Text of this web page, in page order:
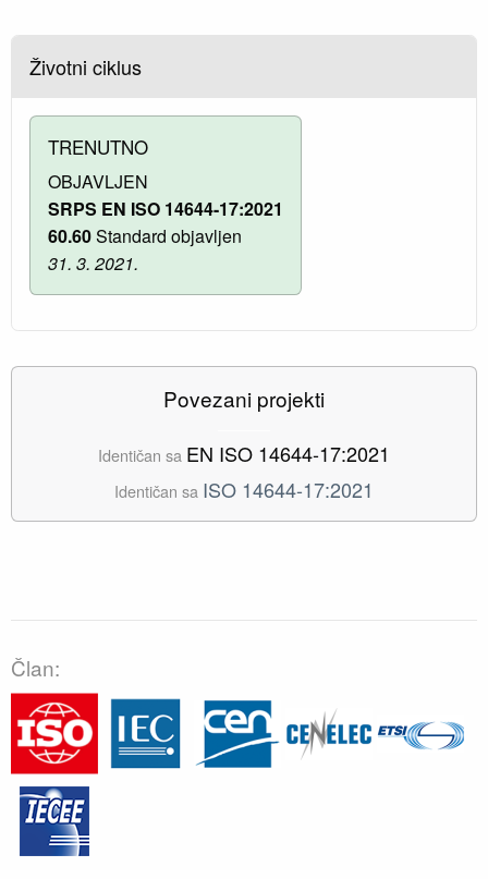
Životni ciklus
TRENUTNO
OBJAVLJEN
SRPS EN ISO 14644-17:2021
60.60Standard objavljen
31. 3. 2021.
Povezani projekti
Identičan sa EN ISO 14644-17:2021
Identičan sa ISO 14644-17:2021
Član: